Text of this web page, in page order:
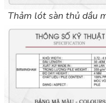
Thảm lót sàn thủ dầu